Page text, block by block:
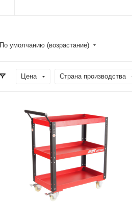
По умолчанию (возрастание)
Цена Страна производства